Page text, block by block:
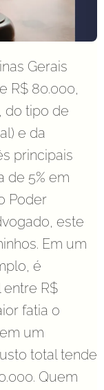
Gerais
R$ 80.000,
do tipo de
e da
principais
de 5% em
Poder
este
Em um
é
R$
fatia o
um
total tende
Quem